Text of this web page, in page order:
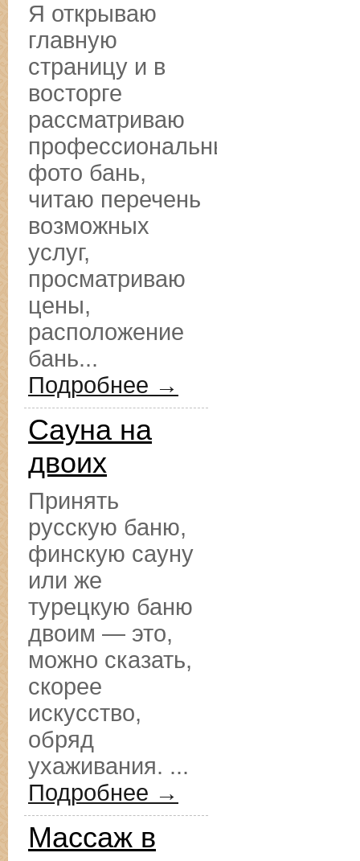
Я открываю
главную
страницу и в
восторге
рассматриваю
профессиональные
фото бань,
читаю перечень
возможных
услуг,
просматриваю
цены,
расположение
бань...
Подробнее →
Сауна на
двоих
Принять
русскую баню,
финскую сауну
или же
турецкую баню
двоим — это,
можно сказать,
скорее
искусство,
обряд
ухаживания. ...
Подробнее →
Массаж в